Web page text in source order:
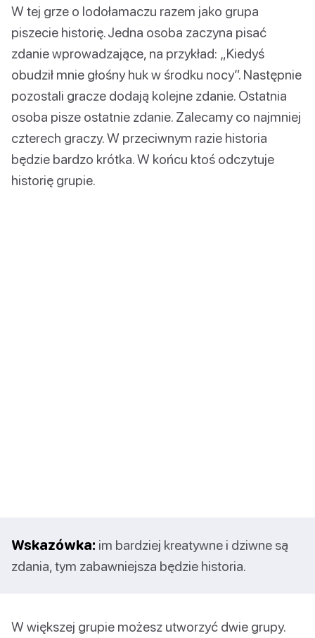
W tej grze o lodołamaczu razem jako grupa
piszecie historię. Jedna osoba zaczyna pisać
zdanie wprowadzające, na przykład: „Kiedyś
obudził mnie głośny huk w środku nocy”. Następnie
pozostali gracze dodają kolejne zdanie. Ostatnia
osoba pisze ostatnie zdanie. Zalecamy co najmniej
czterech graczy. W przeciwnym razie historia
będzie bardzo krótka. W końcu ktoś odczytuje
historię grupie.
Wskazówka: im bardziej kreatywne i dziwne są
zdania, tym zabawniejsza będzie historia.
W większej grupie możesz utworzyć dwie grupy.